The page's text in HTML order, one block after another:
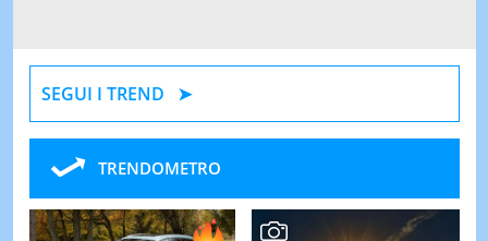
SEGUI I TREND
TRENDOMETRO